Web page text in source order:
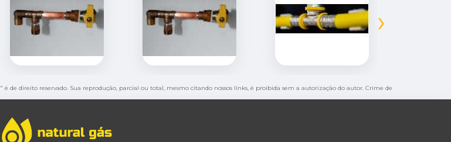
›
" é de direito reservado. Sua reprodução, parcial ou total, mesmo citando nossos links, é proibida sem a autorização do autor. Crime de